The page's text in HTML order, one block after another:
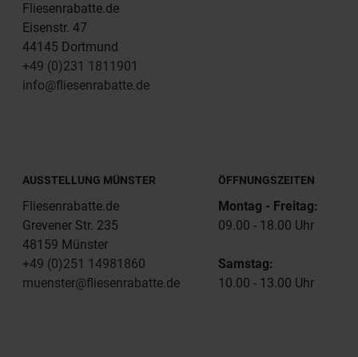
Fliesenrabatte.de
Eisenstr. 47
44145 Dortmund
+49 (0)231 1811901
info@fliesenrabatte.de
AUSSTELLUNG MÜNSTER
Fliesenrabatte.de
Grevener Str. 235
48159 Münster
+49 (0)251 14981860
muenster@fliesenrabatte.de
ÖFFNUNGSZEITEN
Montag - Freitag:
09.00 - 18.00 Uhr
Samstag:
10.00 - 13.00 Uhr